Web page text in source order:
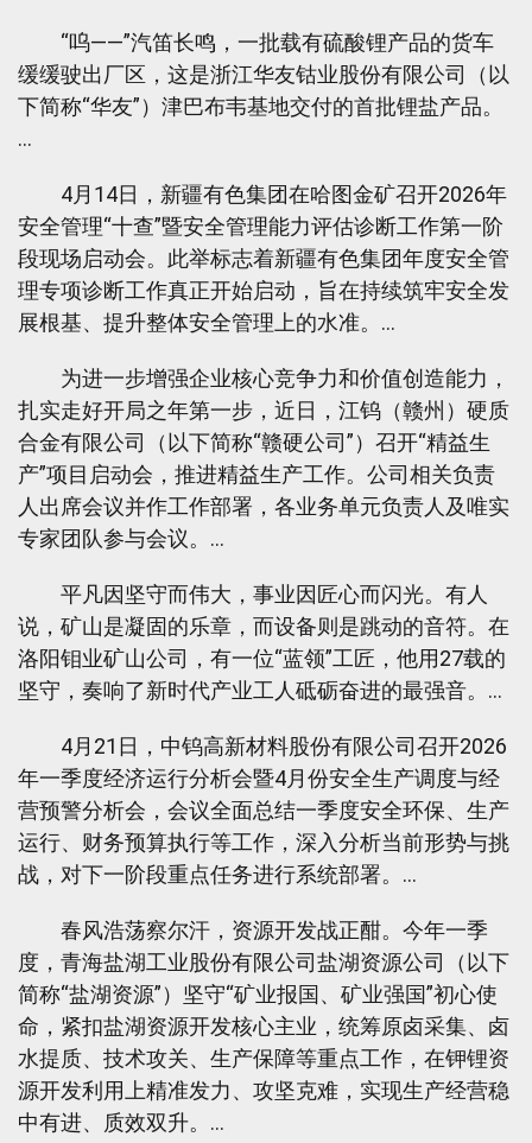
“呜——”汽笛长鸣，一批载有硫酸锂产品的货车
缓缓驶出厂区，这是浙江华友钴业股份有限公司（以
下简称“华友”）津巴布韦基地交付的首批锂盐产品。
…
4月14日，新疆有色集团在哈图金矿召开2026年
安全管理“十查”暨安全管理能力评估诊断工作第一阶
段现场启动会。此举标志着新疆有色集团年度安全管
理专项诊断工作真正开始启动，旨在持续筑牢安全发
展根基、提升整体安全管理上的水准。…
为进一步增强企业核心竞争力和价值创造能力，
扎实走好开局之年第一步，近日，江钨（赣州）硬质
合金有限公司（以下简称“赣硬公司”）召开“精益生
产”项目启动会，推进精益生产工作。公司相关负责
人出席会议并作工作部署，各业务单元负责人及唯实
专家团队参与会议。…
平凡因坚守而伟大，事业因匠心而闪光。有人
说，矿山是凝固的乐章，而设备则是跳动的音符。在
洛阳钼业矿山公司，有一位“蓝领”工匠，他用27载的
坚守，奏响了新时代产业工人砥砺奋进的最强音。…
4月21日，中钨高新材料股份有限公司召开2026
年一季度经济运行分析会暨4月份安全生产调度与经
营预警分析会，会议全面总结一季度安全环保、生产
运行、财务预算执行等工作，深入分析当前形势与挑
战，对下一阶段重点任务进行系统部署。…
春风浩荡察尔汗，资源开发战正酣。今年一季
度，青海盐湖工业股份有限公司盐湖资源公司（以下
简称“盐湖资源”）坚守“矿业报国、矿业强国”初心使
命，紧扣盐湖资源开发核心主业，统筹原卤采集、卤
水提质、技术攻关、生产保障等重点工作，在钾锂资
源开发利用上精准发力、攻坚克难，实现生产经营稳
中有进、质效双升。…